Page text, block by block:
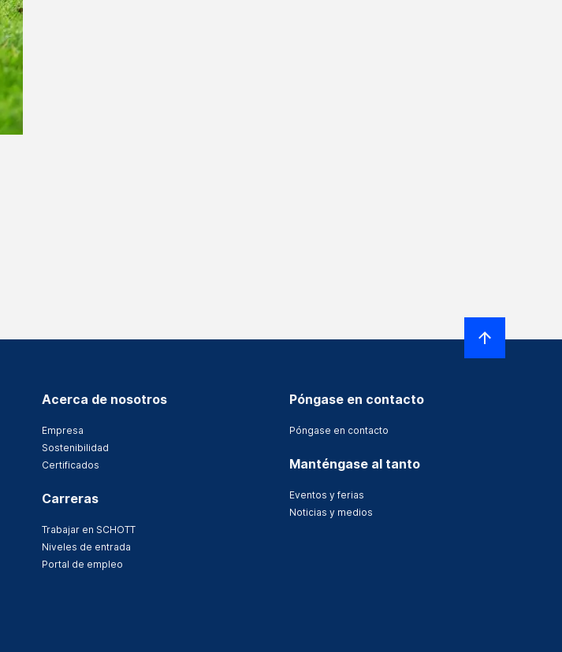
Acerca de nosotros
Empresa
Sostenibilidad
Certificados
Carreras
Trabajar en SCHOTT
Niveles de entrada
Portal de empleo
Póngase en contacto
Póngase en contacto
Manténgase al tanto
Eventos y ferias
Noticias y medios